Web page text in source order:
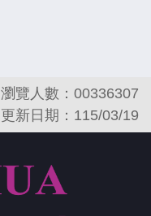
瀏覽人數：00336307
更新日期：115/03/19